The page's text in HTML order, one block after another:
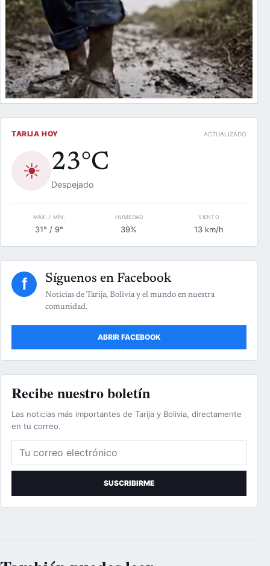
TARIJA HOY ACTUALIZADO
☀ 23°C
Despejado
MÁX. / MÍN.
31° / 9°
HUMEDAD
39%
VIENTO
13 km/h
f Síguenos en Facebook
Noticias de Tarija, Bolivia y el mundo en nuestra
comunidad.
ABRIR FACEBOOK
Recibe nuestro boletín
Las noticias más importantes de Tarija y Bolivia, directamente
en tu correo.
Correo electrónico
SUSCRIBIRME